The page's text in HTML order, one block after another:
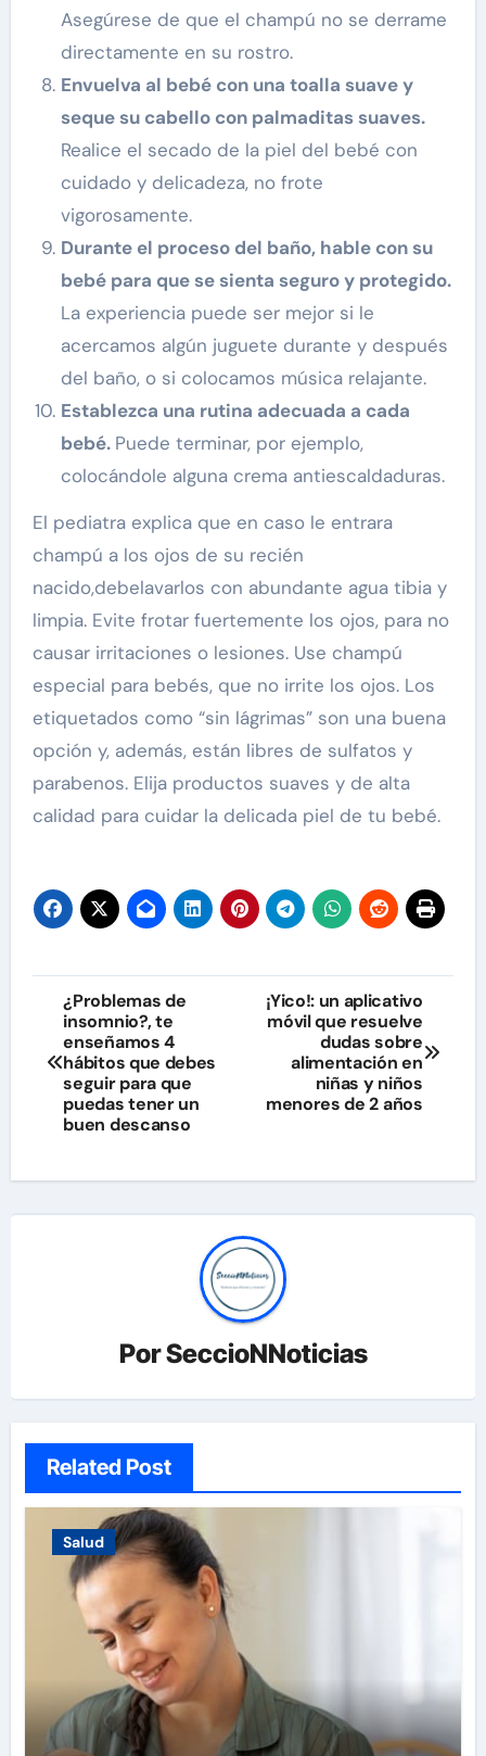
Asegúrese de que el champú no se derrame
directamente en su rostro.
Envuelva al bebé con una toalla suave y
seque su cabello con palmaditas suaves.
Realice el secado de la piel del bebé con
cuidado y delicadeza, no frote
vigorosamente.
Durante el proceso del baño, hable con su
bebé para que se sienta seguro y protegido.
La experiencia puede ser mejor si le
acercamos algún juguete durante y después
del baño, o si colocamos música relajante.
Establezca una rutina adecuada a cada
bebé. Puede terminar, por ejemplo,
colocándole alguna crema antiescaldaduras.
El pediatra explica que en caso le entrara
champú a los ojos de su recién
nacido,debelavarlos con abundante agua tibia y
limpia. Evite frotar fuertemente los ojos, para no
causar irritaciones o lesiones. Use champú
especial para bebés, que no irrite los ojos. Los
etiquetados como “sin lágrimas” son una buena
opción y, además, están libres de sulfatos y
parabenos. Elija productos suaves y de alta
calidad para cuidar la delicada piel de tu bebé.
Navegación
de
entradas
¿Problemas de
insomnio?, te
enseñamos 4
hábitos que debes
seguir para que
puedas tener un
buen descanso
¡Yico!: un aplicativo
móvil que resuelve
dudas sobre
alimentación en
niñas y niños
menores de 2 años
PorSeccioNNoticias
Related Post
Salud